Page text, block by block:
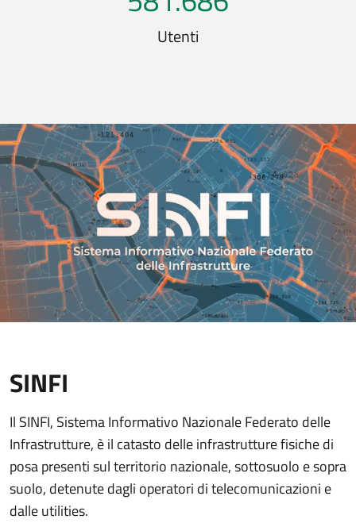
Utenti
SINFI
Il SINFI, Sistema Informativo Nazionale Federato delle
Infrastrutture, è il catasto delle infrastrutture fisiche di
posa presenti sul territorio nazionale, sottosuolo e sopra
suolo, detenute dagli operatori di telecomunicazioni e
dalle utilities.